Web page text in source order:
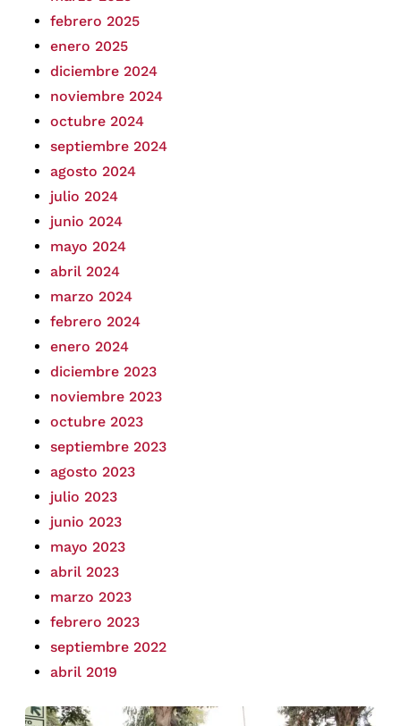
febrero 2025
enero 2025
diciembre 2024
noviembre 2024
octubre 2024
septiembre 2024
agosto 2024
julio 2024
junio 2024
mayo 2024
abril 2024
marzo 2024
febrero 2024
enero 2024
diciembre 2023
noviembre 2023
octubre 2023
septiembre 2023
agosto 2023
julio 2023
junio 2023
mayo 2023
abril 2023
marzo 2023
febrero 2023
septiembre 2022
abril 2019